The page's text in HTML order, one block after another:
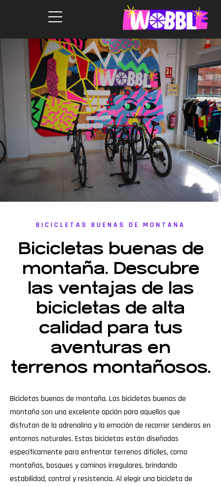
BICICLETAS BUENAS DE MONTAÑA
Bicicletas buenas de
montaña. Descubre
las ventajas de las
bicicletas de alta
calidad para tus
aventuras en
terrenos montañosos.
Bicicletas buenas de montaña. Las bicicletas buenas de
montaña son una excelente opción para aquellos que
disfrutan de la adrenalina y la emoción de recorrer senderos en
entornos naturales. Estas bicicletas están diseñadas
específicamente para enfrentar terrenos difíciles, como
montañas, bosques y caminos irregulares, brindando
estabilidad, control y resistencia. Al elegir una bicicleta de